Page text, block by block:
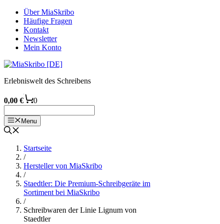
Zum
Inhalt
springen
Über MiaSkribo
Häufige Fragen
Kontakt
Newsletter
Mein Konto
Erlebniswelt des Schreibens
0,00 € 0
Menu
Startseite
/
Hersteller von MiaSkribo
/
Staedtler: Die Premium-Schreibgeräte im
Sortiment bei MiaSkribo
/
Schreibwaren der Linie Lignum von
Staedtler